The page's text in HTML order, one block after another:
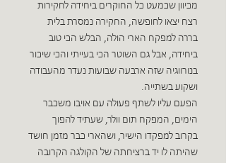
מכיוון שכמעט כל החוקרים ביחידה לחקירות
רצח יצאו לחופשה, החקירה נמסרת בלית
בררה למפקח הארי הולה, הבלש הכי טוב
ביחידה, אבל גם השוטר הכי בעייתי והכי שיכור
בנורווגיה שזה ארבעה שבועות נעדר מהעבודה
ושקוע בשתייה.
הפעם עליו לשתף פעולה עם אויבו משכבר
הימים, המפקח תום וולר, שעתיד להפוך
בקרוב למפקדו הישיר, ושהארי כבר מזמן חושד
שהיתה לו יד ברציחתה של הקולגה הקרובה